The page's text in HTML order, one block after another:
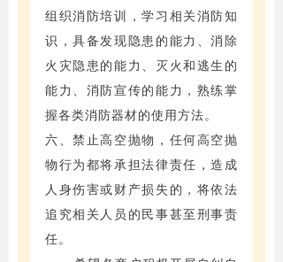
组织消防培训，学习相关消防知
识，具备发现隐患的能力、消除
火灾隐患的能力、灭火和逃生的
能力、消防宣传的能力，熟练掌
握各类消防器材的使用方法。
六、禁止高空抛物，任何高空抛
物行为都将承担法律责任，造成
人身伤害或财产损失的，将依法
追究相关人员的民事甚至刑事责
任。